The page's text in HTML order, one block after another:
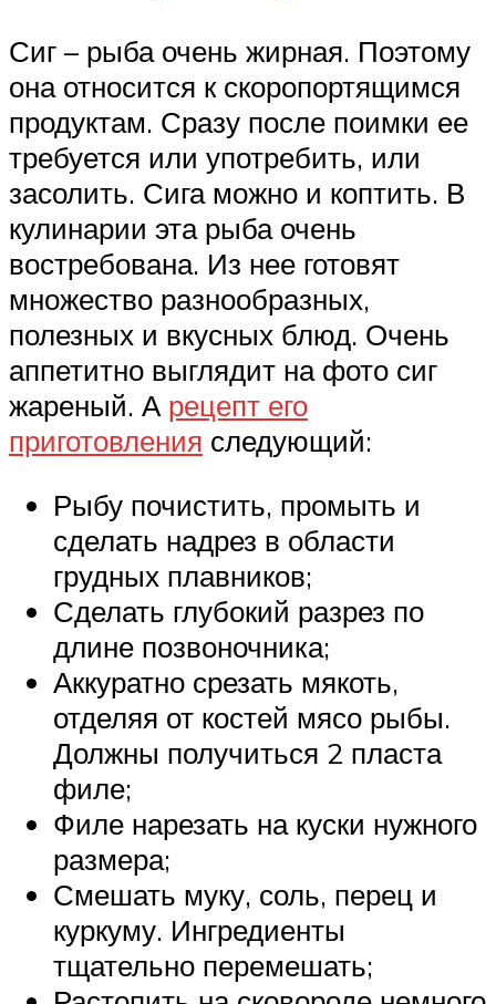
Сиг – рыба очень жирная. Поэтому
она относится к скоропортящимся
продуктам. Сразу после поимки ее
требуется или употребить, или
засолить. Сига можно и коптить. В
кулинарии эта рыба очень
востребована. Из нее готовят
множество разнообразных,
полезных и вкусных блюд. Очень
аппетитно выглядит на фото сиг
жареный. А рецепт его
приготовления следующий:
Рыбу почистить, промыть и
сделать надрез в области
грудных плавников;
Сделать глубокий разрез по
длине позвоночника;
Аккуратно срезать мякоть,
отделяя от костей мясо рыбы.
Должны получиться 2 пласта
филе;
Филе нарезать на куски нужного
размера;
Смешать муку, соль, перец и
куркуму. Ингредиенты
тщательно перемешать;